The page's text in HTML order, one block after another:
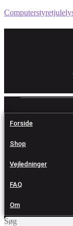
Forside
Shop
Vejledninger
FAQ
Om
Søg